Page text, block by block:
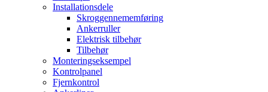
Installationsdele
Skroggennememføring
Ankerruller
Elektrisk tilbehør
Tilbehør
Monteringseksempel
Kontrolpanel
Fjernkontrol